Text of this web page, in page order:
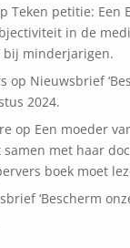
Teken petitie: Een
in de
bij minderjarigen.
op Nieuwsbrief
2024.
op Een moeder
met haar
boek moet
‘Bescherm